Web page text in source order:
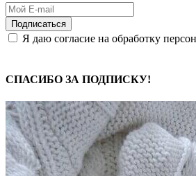
Подписаться
Я даю согласие на обработку
СПАСИБО ЗА ПОДПИСКУ!